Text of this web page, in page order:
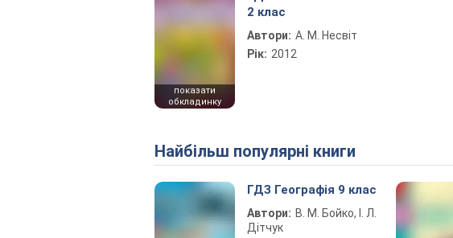
показати
обкладинку
2 клас
Автори: А. М. Несвіт
Рік: 2012
Найбільш популярні книги
ГДЗ Географія 9 клас
Автори: В. М. Бойко, І. Л.
Дітчук